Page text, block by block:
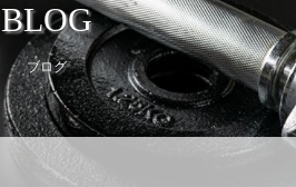
BLOG
ブログ